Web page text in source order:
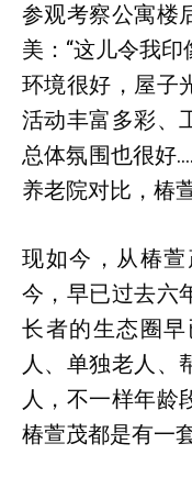
参观考察公寓楼
美：“这儿令我
环境很好，屋子
活动丰富多彩、
总体氛围也很好
养老院对比，椿
现如今，从椿
今，早已过去六
长者的生态圈
人、单独老人、
人，不一样年龄
椿萱茂都是有一